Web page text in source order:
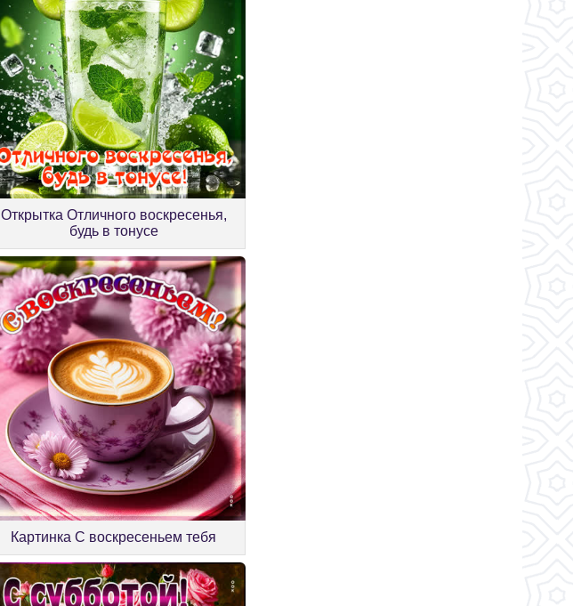
Открытка Отличного воскресенья,
будь в тонусе
Картинка С воскресеньем тебя